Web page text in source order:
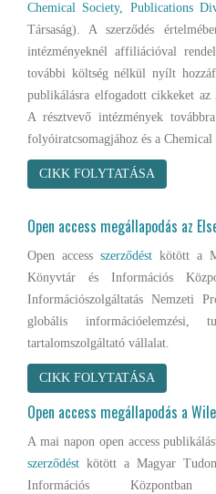
Chemical Society, Publications
Társaság). A szerződés
intézményeknél affiliációval
további költség nélkül nyílt
publikálásra elfogadott cikkeket
A résztvevő intézmények
folyóiratcsomagjához és a
CIKK FOLYTATÁSA
Open access megállapodás az
Open access szerződést kötött a
Könyvtár és Információs
Információszolgáltatás Nemzeti
globális információelemzési,
tartalomszolgáltató vállalat.
CIKK FOLYTATÁSA
Open access megállapodás a
A mai napon open access
szerződést kötött a Magyar
Információs